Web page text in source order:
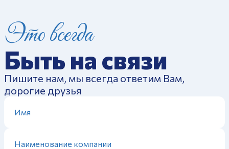
Это всегда
Быть на связи
Пишите нам, мы всегда ответим Вам,
дорогие друзья